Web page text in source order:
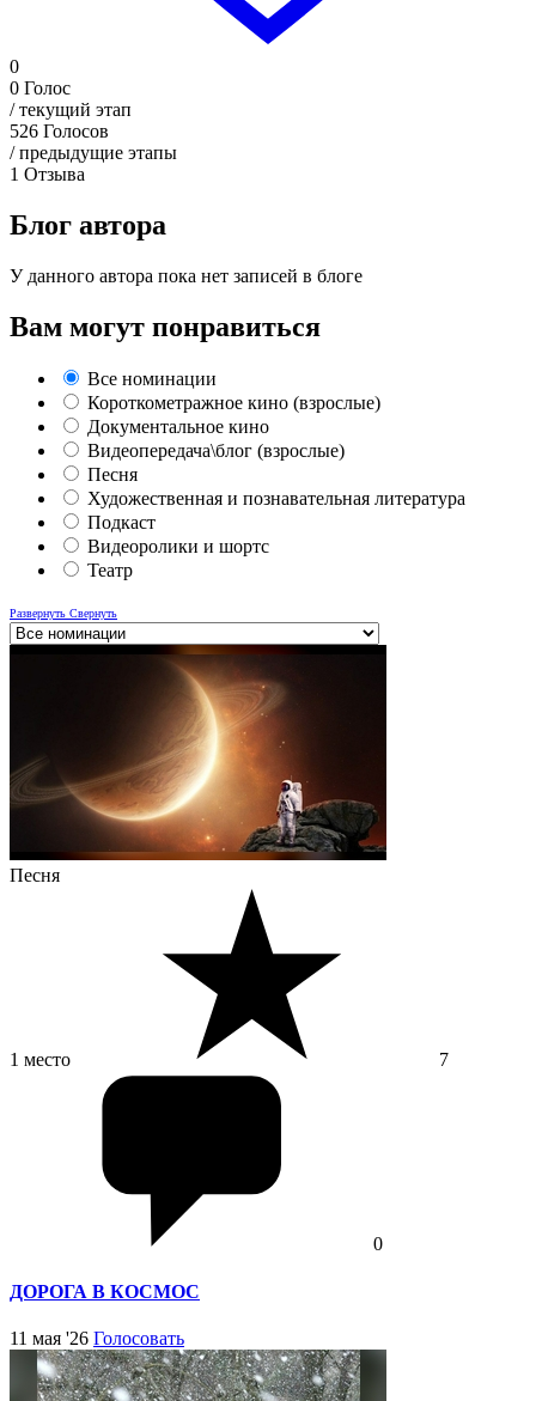
0
0 Голос
/ текущий этап
526 Голосов
/ предыдущие этапы
1 Отзыва
Блог автора
У данного автора пока нет записей в блоге
Вам могут понравиться
Все номинации
Короткометражное кино (взрослые)
Документальное кино
Видеопередача\блог (взрослые)
Песня
Художественная и познавательная литература
Подкаст
Видеоролики и шортс
Театр
Развернуть Свернуть
Песня
1 место 7
0
ДОРОГА В КОСМОС
11 мая '26 Голосовать